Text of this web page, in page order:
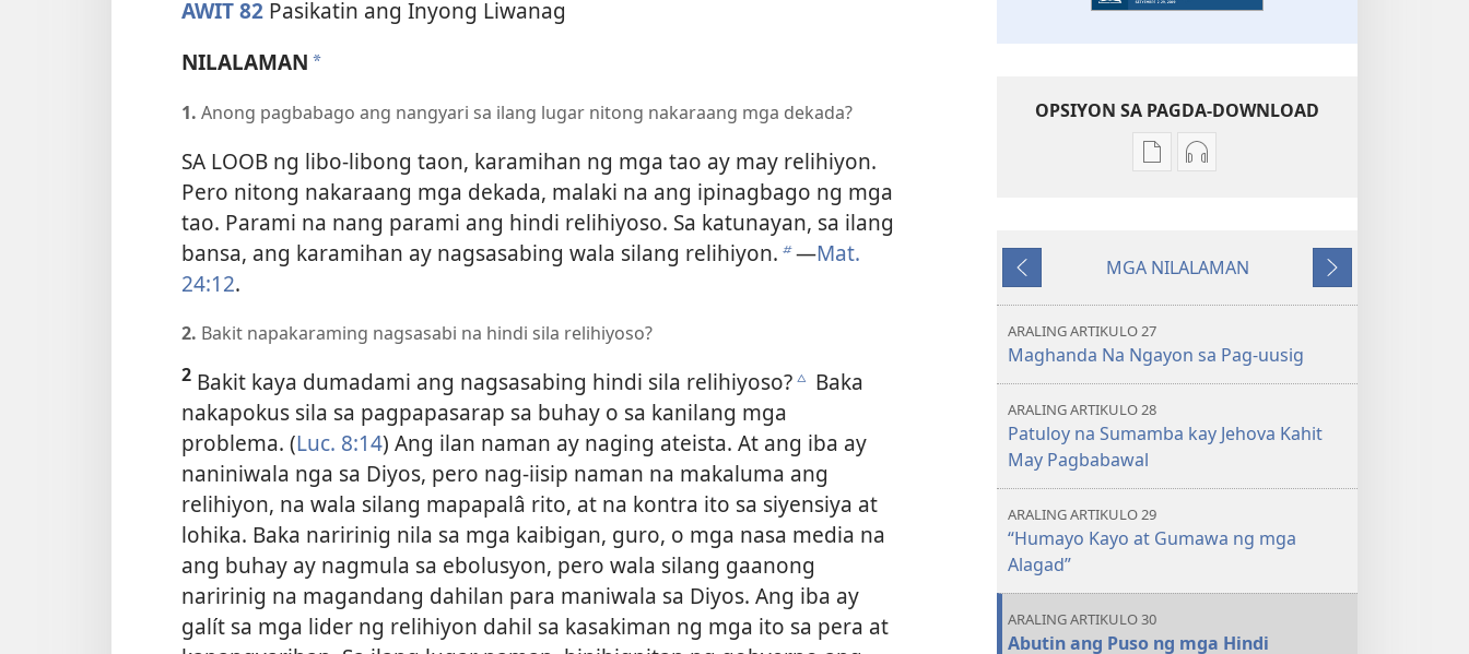
AWIT 82 Pasikatin ang Inyong Liwanag
NILALAMAN a
1. Anong pagbabago ang nangyari sa ilang lugar nitong nakaraang mga dekada?
SA LOOB ng libo-libong taon, karamihan ng mga tao ay may relihiyon.
Pero nitong nakaraang mga dekada, malaki na ang ipinagbago ng mga
tao. Parami na nang parami ang hindi relihiyoso. Sa katunayan, sa ilang
bansa, ang karamihan ay nagsasabing wala silang relihiyon. b​—Mat.
24:12.
2. Bakit napakaraming nagsasabi na hindi sila relihiyoso?
2 Bakit kaya dumadami ang nagsasabing hindi sila relihiyoso?c Baka
nakapokus sila sa pagpapasarap sa buhay o sa kanilang mga
problema. (Luc. 8:14) Ang ilan naman ay naging ateista. At ang iba ay
naniniwala nga sa Diyos, pero nag-iisip naman na makaluma ang
relihiyon, na wala silang mapapalâ rito, at na kontra ito sa siyensiya at
lohika. Baka naririnig nila sa mga kaibigan, guro, o mga nasa media na
ang buhay ay nagmula sa ebolusyon, pero wala silang gaanong
naririnig na magandang dahilan para maniwala sa Diyos. Ang iba ay
galít sa mga lider ng relihiyon dahil sa kasakiman ng mga ito sa pera at
OPSIYON SA PAGDA-DOWNLOAD
Opsiyon
ng
ANG
BANTAYAN
—
EDISYON
PARA
AARAL
Hulyo 2019
Opsiyon
ng
BANTAYAN
PARA
SA
Hulyo 2019
Nauna
MGA NILALAMAN
Susunod
ARALING ARTIKULO 27
Maghanda Na Ngayon sa Pag-uusig
ARALING ARTIKULO 28
Patuloy na Sumamba kay Jehova Kahit
May Pagbabawal
ARALING ARTIKULO 29
“Humayo Kayo at Gumawa ng mga
Alagad”
ARALING ARTIKULO 30
Abutin ang Puso ng mga Hindi